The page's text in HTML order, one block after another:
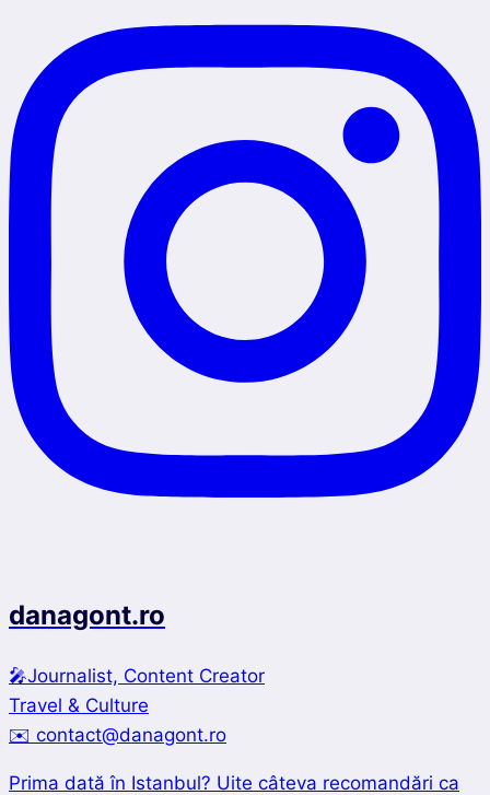
danagont.ro
🎤Journalist, Content Creator
Travel & Culture
✉️ contact@danagont.ro
Prima dată în Istanbul? Uite câteva recomandări ca